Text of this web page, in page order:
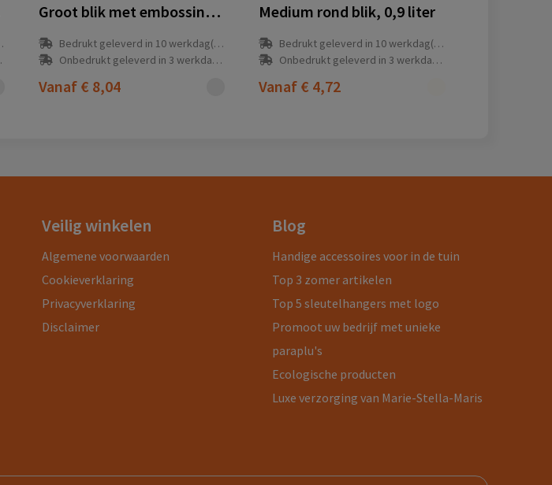
Groot blik met embossing en gevuld met snoep
Bedrukt geleverd in 10 werkdag(en)
Onbedrukt geleverd in 3 werkdag(en)
Vanaf € 8,04
Medium rond blik, 0,9 liter
Bedrukt geleverd in 10 werkdag(en)
Onbedrukt geleverd in 3 werkdag(en)
Vanaf € 4,72
Veilig winkelen
Algemene voorwaarden
Cookieverklaring
Privacyverklaring
Disclaimer
Blog
Handige accessoires voor in de tuin
Top 3 zomer artikelen
Top 5 sleutelhangers met logo
Promoot uw bedrijf met unieke
paraplu's
Ecologische producten
Luxe verzorging van Marie-Stella-Maris